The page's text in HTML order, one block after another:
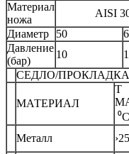
Материал
ножа
AISI
Диаметр
50
Давление
(бар)
10
СЕДЛО/
МАТЕРИАЛ
Т
⁰С
Металл